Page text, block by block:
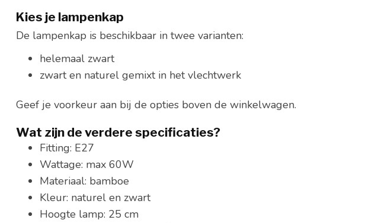
Kies je lampenkap
De lampenkap is beschikbaar in twee varianten:
helemaal zwart
zwart en naturel gemixt in het vlechtwerk
Geef je voorkeur aan bij de opties boven de winkelwagen.
Wat zijn de verdere specificaties?
Fitting: E27
Wattage: max 60W
Materiaal: bamboe
Kleur: naturel en zwart
Hoogte lamp: 25 cm